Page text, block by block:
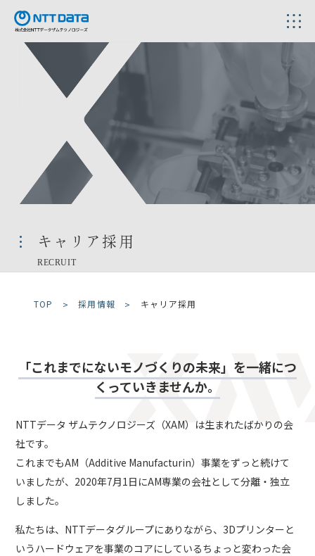
キャリア採用
RECRUIT
TOP 採用情報 キャリア採用
「これまでにないモノづくりの未来」を一緒につ
くっていきませんか。
NTTデータ ザムテクノロジーズ（XAM）は生まれたばかりの会
社です。
これまでもAM（Additive Manufacturin）事業をずっと続けて
いましたが、2020年7月1日にAM専業の会社として分離・独立
しました。
私たちは、NTTデータグループにありながら、3Dプリンターと
いうハードウェアを事業のコアにしているちょっと変わった会